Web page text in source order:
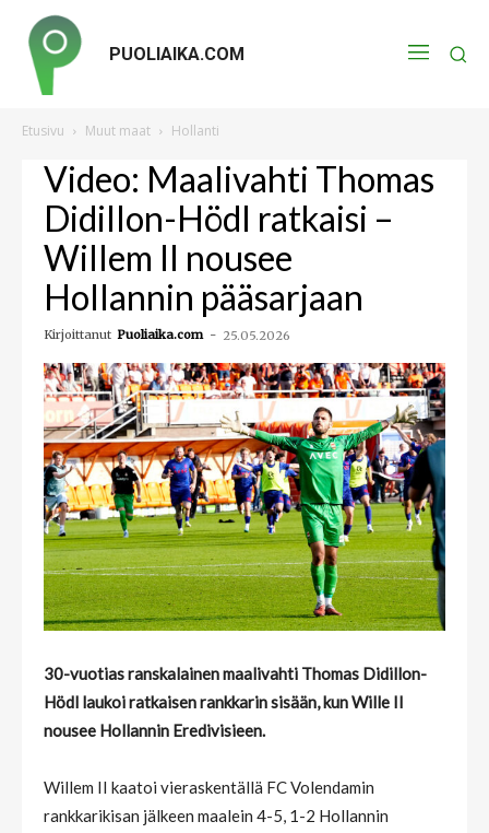
PUOLIAIKA.COM
Etusivu Muut maat Hollanti
Video: Maalivahti Thomas
Didillon-Hödl ratkaisi –
Willem II nousee
Hollannin pääsarjaan
Kirjoittanut Puoliaika.com - 25.05.2026
30-vuotias ranskalainen maalivahti Thomas Didillon-
Hödl laukoi ratkaisen rankkarin sisään, kun Wille II
nousee Hollannin Eredivisieen.
Willem II kaatoi vieraskentällä FC Volendamin
rankkarikisan jälkeen maalein 4-5, 1-2 Hollannin